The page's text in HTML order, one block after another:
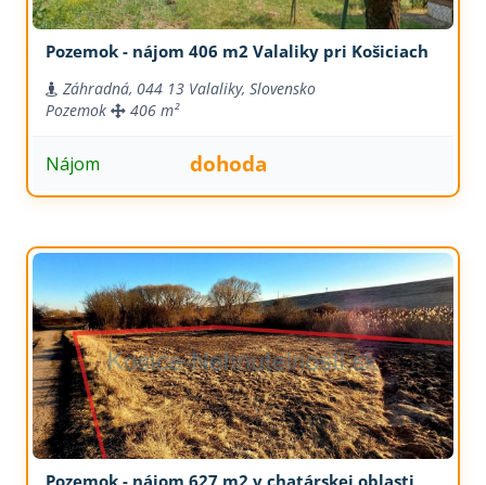
Pozemok - nájom 406 m2 Valaliky pri Košiciach
Záhradná, 044 13 Valaliky, Slovensko
Pozemok
406 m²
Nájom dohoda